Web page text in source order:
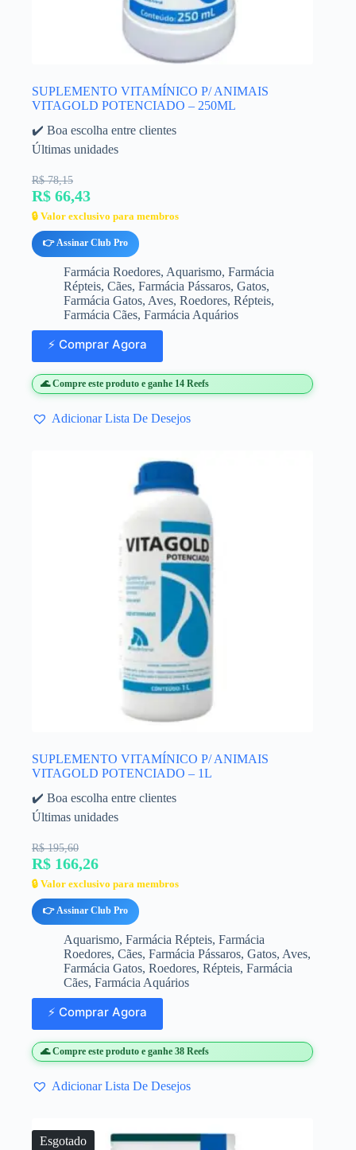
SUPLEMENTO VITAMÍNICO P/ ANIMAIS
VITAGOLD POTENCIADO – 250ML
✔️ Boa escolha entre clientes
Últimas unidades
R$ 78,15
R$ 66,43
🔒 Valor exclusivo para membros
👉 Assinar Club Pro
Farmácia Roedores, Aquarismo, Farmácia
Répteis, Cães, Farmácia Pássaros, Gatos,
Farmácia Gatos, Aves, Roedores, Répteis,
Farmácia Cães, Farmácia Aquários
⚡ Comprar Agora
🌊 Compre este produto e ganhe 14 Reefs
Adicionar Lista De Desejos
SUPLEMENTO VITAMÍNICO P/ ANIMAIS
VITAGOLD POTENCIADO – 1L
✔️ Boa escolha entre clientes
Últimas unidades
R$ 195,60
R$ 166,26
🔒 Valor exclusivo para membros
👉 Assinar Club Pro
Aquarismo, Farmácia Répteis, Farmácia
Roedores, Cães, Farmácia Pássaros, Gatos, Aves,
Farmácia Gatos, Roedores, Répteis, Farmácia
Cães, Farmácia Aquários
⚡ Comprar Agora
🌊 Compre este produto e ganhe 38 Reefs
Adicionar Lista De Desejos
Esgotado